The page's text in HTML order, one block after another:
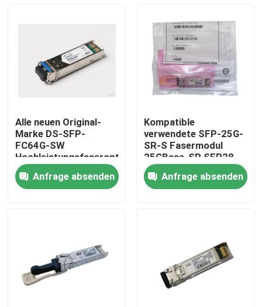
Fabrik-Ausflug
Qualitätskontrolle
Treten Sie mit uns in Verbindung
Nachrichten
400G/800G optisches Modul
Alle neuen Original-
Marke DS-SFP-
FC64G-SW
Hochleistungsfaseroptische
Geräte für KI-
Rechenzentren
Anfrage absenden
Kompatible
verwendete SFP-25G-
SR-S Fasermodul
25GBase-SR SFP28
Empfänger
Anfrage absenden